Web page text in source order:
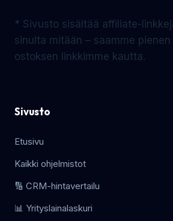
* Sivusto sisältää affiliate-
sinulta mitään – saamme
ostoksen linkkimme kautta.
Sivusto
Etusivu
Kaikki ohjelmistot
🔢 CRM-hintavertailu
📊 Yrityslainalaskuri